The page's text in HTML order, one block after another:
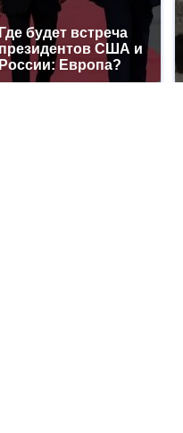
Где будет встреча
президентов США и
России: Европа?